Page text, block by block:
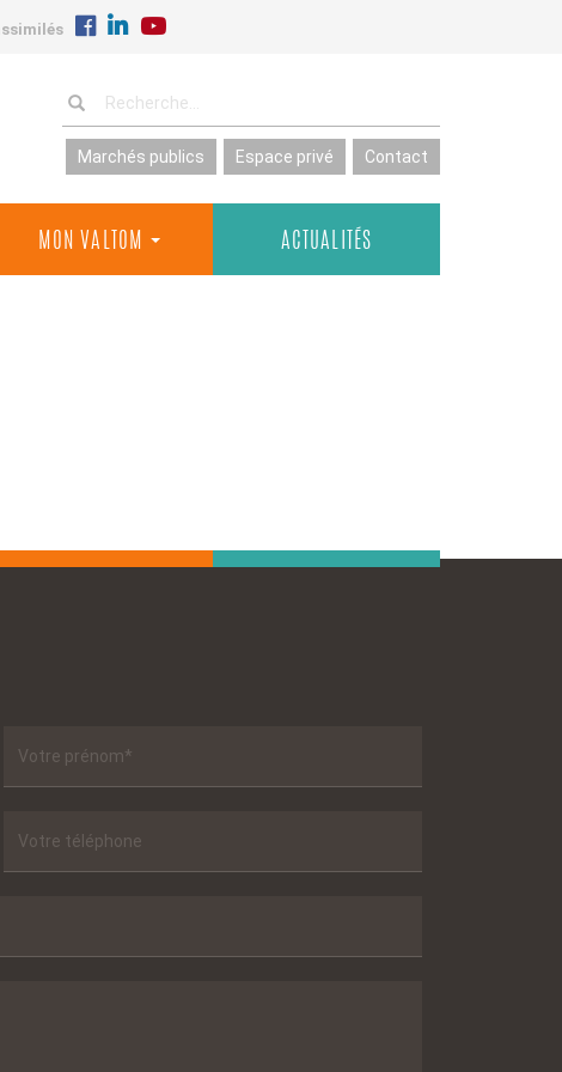
Marchés publics Espace privé Contact
MON VALTOM ACTUALITÉS